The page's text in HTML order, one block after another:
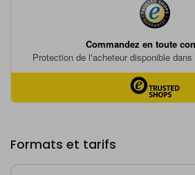
Formats et tarifs